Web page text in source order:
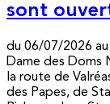
sont
du 06/07/2026
Dame des Doms
la route de
des Papes, de